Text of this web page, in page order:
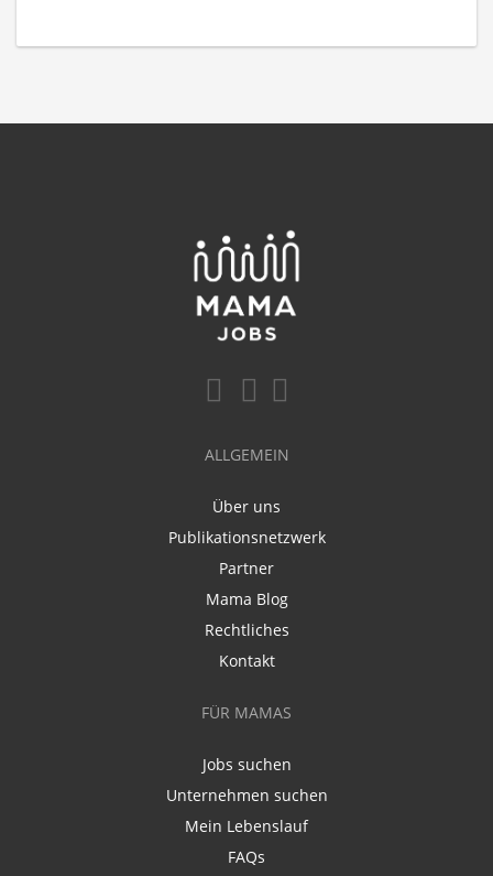
ALLGEMEIN
Über uns
Publikationsnetzwerk
Partner
Mama Blog
Rechtliches
Kontakt
FÜR MAMAS
Jobs suchen
Unternehmen suchen
Mein Lebenslauf
FAQs